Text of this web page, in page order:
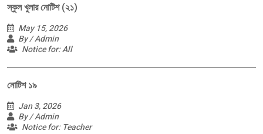
স্কুল খুলার নোটিশ (২১)
May 15, 2026
By / Admin
Notice for: All
নোটিশ ১৯
Jan 3, 2026
By / Admin
Notice for: Teacher